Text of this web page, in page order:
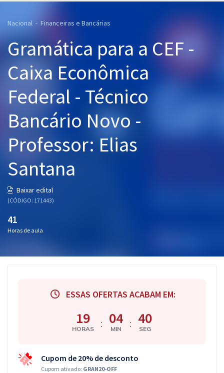
Cursos 20% OFF
Pós
Graduação
OAB
Mentorias
Questões grátis
Blog
Aprovados
Nacional - Financeiras e Bancárias
Gramática para a CEF -
Caixa Econômica
Federal - Técnico
Bancário Novo -
Professor: Elias
Santana
Baixar edital
(CÓDIGO: 171443)
41
Horas de aula
ESSAS OFERTAS ACABAM EM:
19
HORAS : 04
MIN : 39
SEG
Cupom de 20% de desconto
Cupom ativado: GRAN20-OFF